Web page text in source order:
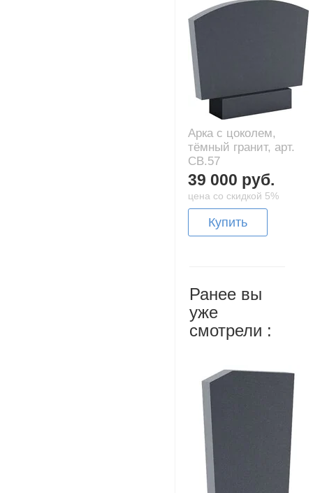
Арка с цоколем,
тёмный гранит, арт.
CB.57
39 000 руб.
цена со скидкой 5%
Купить
Ранее вы
уже
смотрели :